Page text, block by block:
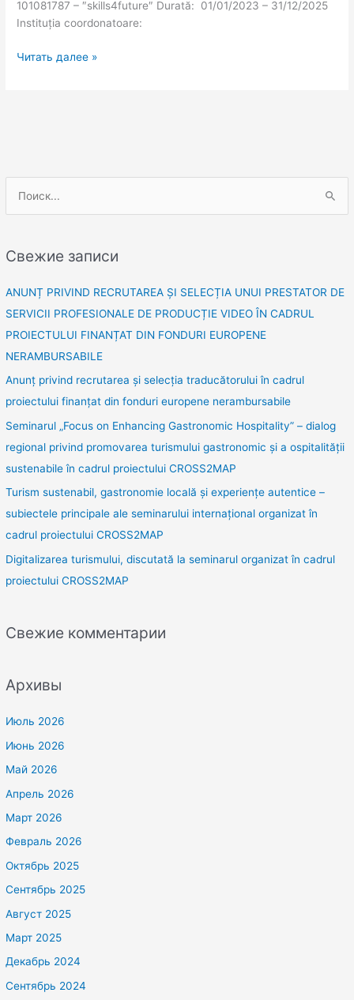
с
Свежие записи
ANUNȚ PRIVIND RECRUTAREA ȘI SELECȚIA UNUI PRESTATOR DE
SERVICII PROFESIONALE DE PRODUCȚIE VIDEO ÎN CADRUL
PROIECTULUI FINANȚAT DIN FONDURI EUROPENE
NERAMBURSABILE
Anunț privind recrutarea și selecția traducătorului în cadrul
proiectului finanțat din fonduri europene nerambursabile
Seminarul „Focus on Enhancing Gastronomic Hospitality” – dialog
regional privind promovarea turismului gastronomic și a ospitalității
sustenabile în cadrul proiectului CROSS2MAP
Turism sustenabil, gastronomie locală și experiențe autentice –
subiectele principale ale seminarului internațional organizat în
cadrul proiectului CROSS2MAP
Digitalizarea turismului, discutată la seminarul organizat în cadrul
proiectului CROSS2MAP
Свежие комментарии
Архивы
Июль 2026
Июнь 2026
Май 2026
Апрель 2026
Март 2026
Февраль 2026
Октябрь 2025
Сентябрь 2025
Август 2025
Март 2025
Декабрь 2024
Сентябрь 2024
101081787 – ″skills4future″ Durată: 01/01/2023 – 31/12/2025
Instituția coordonatoare:
Читать далее »